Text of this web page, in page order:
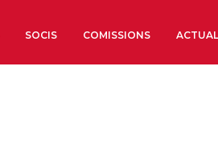
SOCIS COMISSIONS